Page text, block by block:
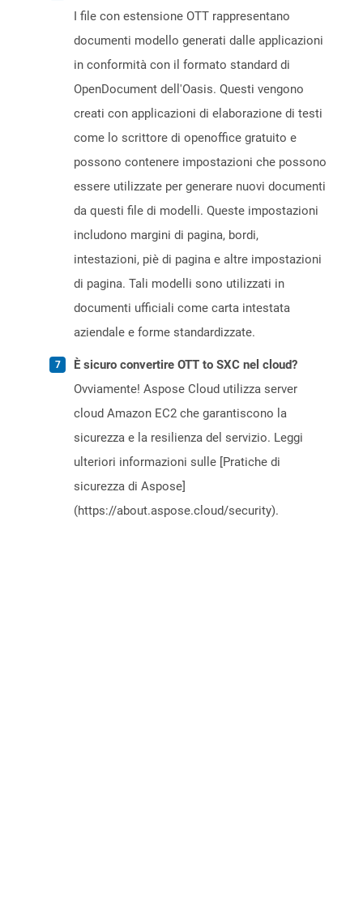
I file con estensione OTT rappresentano
documenti modello generati dalle applicazioni
in conformità con il formato standard di
OpenDocument dell'Oasis. Questi vengono
creati con applicazioni di elaborazione di testi
come lo scrittore di openoffice gratuito e
possono contenere impostazioni che possono
essere utilizzate per generare nuovi documenti
da questi file di modelli. Queste impostazioni
includono margini di pagina, bordi,
intestazioni, piè di pagina e altre impostazioni
di pagina. Tali modelli sono utilizzati in
documenti ufficiali come carta intestata
aziendale e forme standardizzate.
È sicuro convertire OTT to SXC nel cloud?
Ovviamente! Aspose Cloud utilizza server
cloud Amazon EC2 che garantiscono la
sicurezza e la resilienza del servizio. Leggi
ulteriori informazioni sulle [Pratiche di
sicurezza di Aspose]
(https://about.aspose.cloud/security).